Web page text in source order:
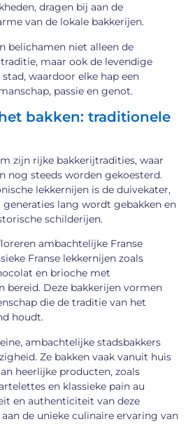
dragen bij aan de
van de lokale bakkerijen.
belichamen niet alleen de
maar ook de levendige
waardoor elke hap een
passie en genot.
bakken: traditionele
zijn rijke bakkerijtradities, waar
nog steeds worden gekoesterd.
lekkernijen is de duivekater,
lang wordt gebakken en
schilderijen.
ambachtelijke Franse
Franse lekkernijen zoals
en brioche met
bereid. Deze bakkerijen vormen
die de traditie van het
houdt.
ambachtelijke stadsbakkers
Ze bakken vaak vanuit huis
heerlijke producten, zoals
en klassieke pain au
en authenticiteit van deze
de unieke culinaire ervaring van